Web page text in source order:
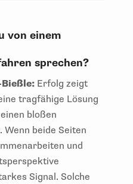
von einem
sprechen?
Erfolg zeigt
tragfähige Lösung
bloßen
Wenn beide Seiten
und
Signal. Solche